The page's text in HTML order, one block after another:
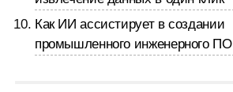
Как ИИ ассистирует в создании
промышленного инженерного ПО